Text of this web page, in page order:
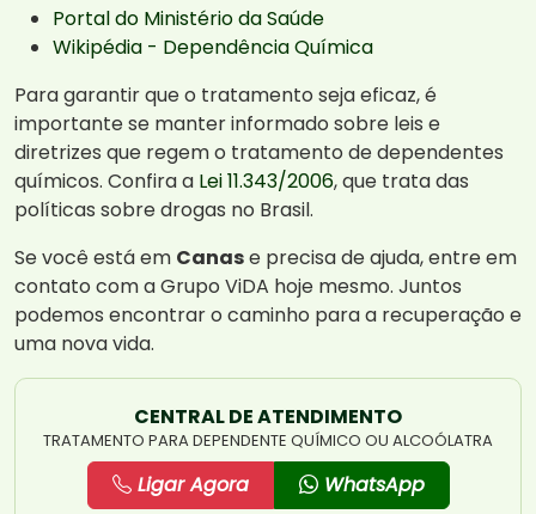
Portal do Ministério da Saúde
Wikipédia - Dependência Química
Para garantir que o tratamento seja eficaz, é
importante se manter informado sobre leis e
diretrizes que regem o tratamento de dependentes
químicos. Confira a Lei 11.343/2006, que trata das
políticas sobre drogas no Brasil.
Se você está em Canase precisa de ajuda, entre em
contato com a Grupo ViDA hoje mesmo. Juntos
podemos encontrar o caminho para a recuperação e
uma nova vida.
CENTRAL DE ATENDIMENTO
TRATAMENTO PARA DEPENDENTE QUÍMICO OU ALCOÓLATRA
Ligar Agora WhatsApp